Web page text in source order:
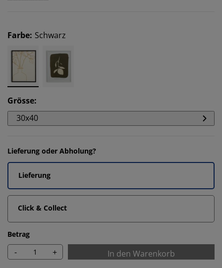
Farbe: Schwarz
Grösse:
30x40
Lieferung oder Abholung?
Lieferung
Click & Collect
Betrag
- + In den Warenkorb